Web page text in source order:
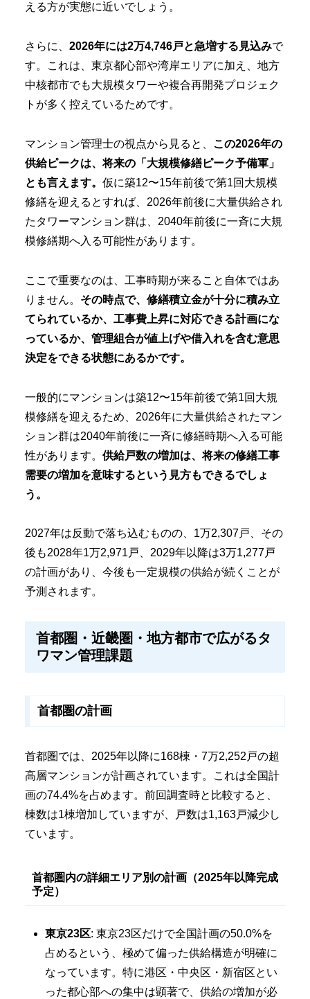
える方が実態に近いでしょう。
さらに、 2026年には2万4,746戸と急増する見込みで
す。これは、東京都心部や湾岸エリアに加え、地方
中核都市でも大規模タワーや複合再開発プロジェク
トが多く控えているためです。
マンション管理士の視点から見ると、 この2026年の
供給ピークは、将来の「大規模修繕ピーク予備軍」
とも言えます。 仮に築12〜15年前後で第1回大規模
修繕を迎えるとすれば、2026年前後に大量供給され
たタワーマンション群は、2040年前後に一斉に大規
模修繕期へ入る可能性があります。
ここで重要なのは、工事時期が来ること自体ではあ
りません。 その時点で、修繕積立金が十分に積み立
てられているか、工事費上昇に対応できる計画にな
っているか、管理組合が値上げや借入れを含む意思
決定をできる状態にあるかです。
一般的にマンションは築12〜15年前後で第1回大規
模修繕を迎えるため、2026年に大量供給されたマン
ション群は2040年前後に一斉に修繕時期へ入る可能
性があります。 供給戸数の増加は、将来の修繕工事
需要の増加を意味するという見方もできるでしょ
う。
2027年は反動で落ち込むものの、1万2,307戸、その
後も2028年1万2,971戸、2029年以降は3万1,277戸
の計画があり、今後も一定規模の供給が続くことが
予測されます。
首都圏・近畿圏・地方都市で広がるタ
ワマン管理課題
首都圏の計画
首都圏では、2025年以降に168棟・7万2,252戸の超
高層マンションが計画されています。これは全国計
画の74.4%を占めます。前回調査時と比較すると、
棟数は1棟増加していますが、戸数は1,163戸減少し
ています。
首都圏内の詳細エリア別の計画（2025年以降完成
予定）
東京23区: 東京23区だけで全国計画の50.0%を
占めるという、極めて偏った供給構造が明確に
なっています。特に港区・中央区・新宿区とい
った都心部への集中は顕著で、供給の増加が必